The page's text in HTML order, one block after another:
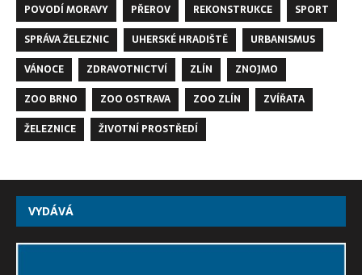
POVODÍ MORAVY
PŘEROV REKONSTRUKCE
SPORT
SPRÁVA ŽELEZNIC
UHERSKÉ HRADIŠTĚ
URBANISMUS
VÁNOCE
ZDRAVOTNICTVÍ ZLÍN
ZNOJMO
ZOO BRNO
ZOO OSTRAVA ZOO ZLÍN
ZVÍŘATA
ŽELEZNICE
ŽIVOTNÍ PROSTŘEDÍ
VYDÁVÁ